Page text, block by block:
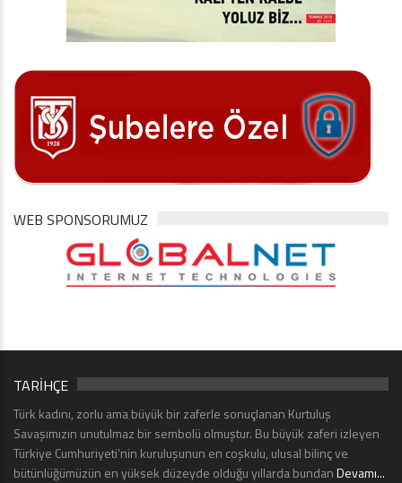
WEB SPONSORUMUZ
TARİHÇE
Türk kadını, zorlu ama büyük bir zaferle sonuçlanan Kurtuluş
Savaşımızın unutulmaz bir sembolü olmuştur. Bu büyük zaferi izleyen
Türkiye Cumhuriyeti’nin kuruluşunun en coşkulu, ulusal bilinç ve
bütünlüğümüzün en yüksek düzeyde olduğu yıllarda bundanDevamı...